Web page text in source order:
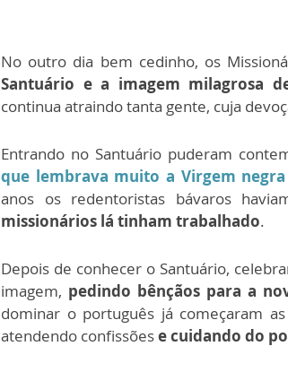
No outro dia bem cedinho, os
Santuário e a imagem milagrosa
continua atraindo tanta gente, cuja
Entrando no Santuário puderam
que lembrava muito a Virgem
anos os redentoristas bávaros
missionários lá tinham trabalhado.
Depois de conhecer o Santuário,
imagem, pedindo bênçãos para a
dominar o português já começaram
atendendo confissõese cuidando do